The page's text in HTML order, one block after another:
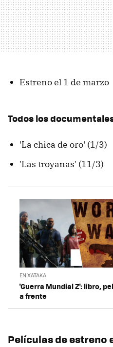
Estreno el 1 de marzo
Todos los
'La chica de oro' (1/3)
'Las troyanas' (11/3)
EN XATAKA
'Guerra Mundial Z': libro,
a frente
Películas de estreno